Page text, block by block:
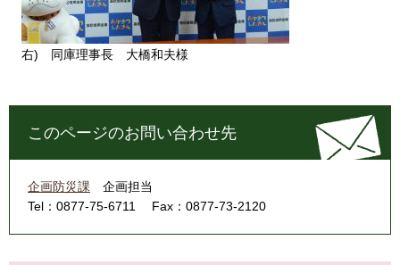
右) 同庫理事長 大橋和夫様​
このページのお問い合わせ先
企画防災課
企画担当
Tel：0877-75-6711
Fax：0877-73-2120